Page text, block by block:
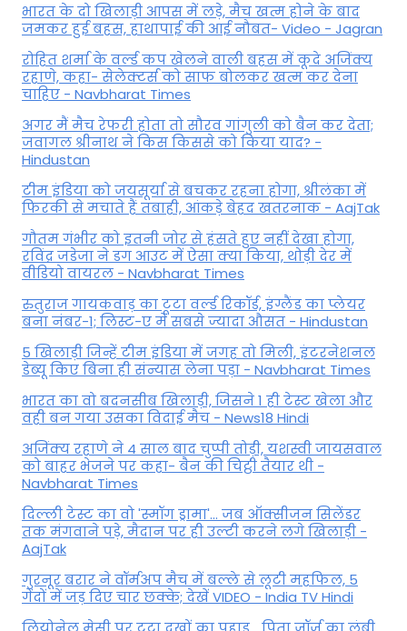
भारत के दो खिलाड़ी आपस में लड़े, मैच खत्म होने के बाद
जमकर हुई बहस, हाथापाई की आई नौबत- Video - Jagran
रोहित शर्मा के वर्ल्ड कप खेलने वाली बहस में कूदे अजिंक्य
रहाणे, कहा- सेलेक्टर्स को साफ बोलकर खत्म कर देना
चाहिए - Navbharat Times
अगर मैं मैच रेफरी होता तो सौरव गांगुली को बैन कर देता;
जवागल श्रीनाथ ने किस किससे को किया याद? -
Hindustan
टीम इंडिया को जयसूर्या से बचकर रहना होगा, श्रीलंका में
फिरकी से मचाते हैं तबाही, आंकड़े बेहद खतरनाक - AajTak
गौतम गंभीर को इतनी जोर से हंसते हुए नहीं देखा होगा,
रविंद्र जडेजा ने डग आउट में ऐसा क्या किया, थोड़ी देर में
वीडियो वायरल - Navbharat Times
रुतुराज गायकवाड़ का टूटा वर्ल्ड रिकॉर्ड, इंग्लैंड का प्लेयर
बना नंबर-1; लिस्ट-ए में सबसे ज्यादा औसत - Hindustan
5 खिलाड़ी जिन्हें टीम इंडिया में जगह तो मिली, इंटरनेशनल
डेब्यू किए बिना ही संन्यास लेना पड़ा - Navbharat Times
भारत का वो बदनसीब खिलाड़ी, जिसने 1 ही टेस्ट खेला और
वही बन गया उसका विदाई मैच - News18 Hindi
अजिंक्य रहाणे ने 4 साल बाद चुप्पी तोड़ी, यशस्वी जायसवाल
को बाहर भेजने पर कहा- बैन की चिट्ठी तैयार थी -
Navbharat Times
दिल्ली टेस्ट का वो 'स्मॉग ड्रामा'... जब ऑक्सीजन सिलेंडर
तक मंगवाने पड़े, मैदान पर ही उल्टी करने लगे खिलाड़ी -
AajTak
गुरनूर बरार ने वॉर्मअप मैच में बल्ले से लूटी महफिल, 5
गेंदों में जड़ दिए चार छक्के; देखें VIDEO - India TV Hindi